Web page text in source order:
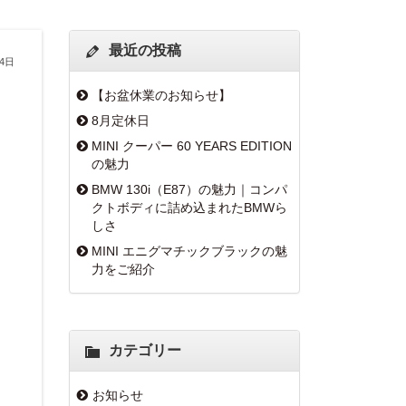
日
最近の投稿
【お盆休業のお知らせ】
8月定休日
MINI クーパー 60 YEARS EDITION
の魅力
BMW 130i（E87）の魅力｜コンパ
クトボディに詰め込まれたBMWら
しさ
MINI エニグマチックブラックの魅
力をご紹介
カテゴリー
お知らせ